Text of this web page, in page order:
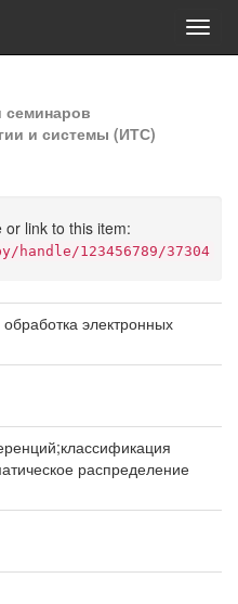
и системы (ИТС)
or link to this item:
123456789/37304
электронных
распределение